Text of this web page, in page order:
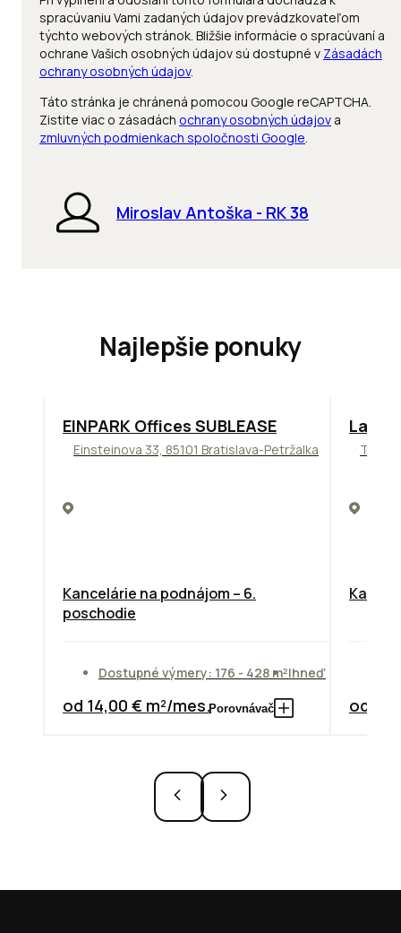
spracúvaniu Vami zadaných údajov prevádzkovateľom
týchto webových stránok. Bližšie informácie o spracúvaní a
ochrane Vašich osobných údajov sú dostupné v Zásadách
ochrany osobných údajov.
Táto stránka je chránená pomocou Google reCAPTCHA.
Zistite viac o zásadách ochrany osobných údajov a
zmluvných podmienkach spoločnosti Google.
Miroslav Antoška - RK 38
Najlepšie ponuky
TOP ODPORÚČAME
EINPARK Offices SUBLEASE
Einsteinova 33, 85101 Bratislava-Petržalka
Kancelárie na podnájom – 6.
poschodie
Dostupné výmery: 176 - 428 m²Ihneď
od 14,00 € m²/mes.Porovnávač od